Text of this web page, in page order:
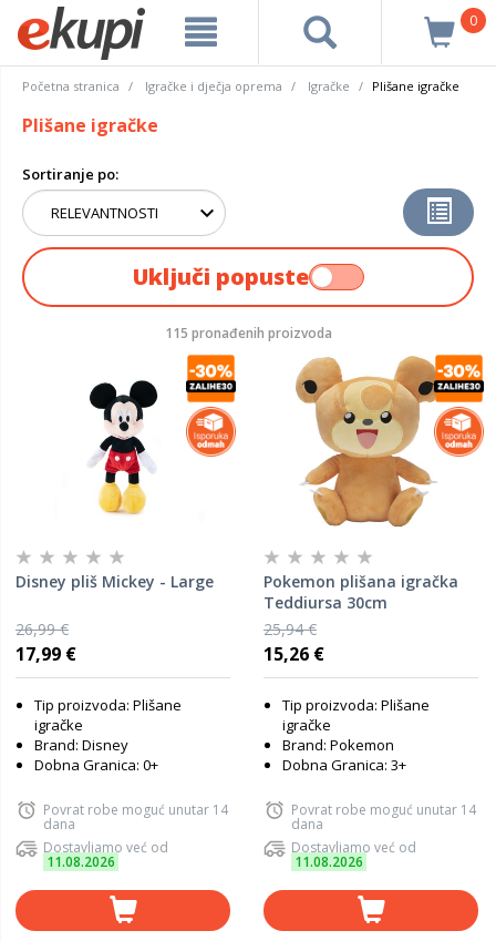
0
Početna stranica Igračke i dječja oprema Igračke Plišane igračke
Plišane igračke
Sortiranje po:
Uključi popuste
115 pronađenih proizvoda
Disney pliš Mickey - Large
26,99 €
17,99 €
Tip proizvoda: Plišane
igračke
Brand: Disney
Dobna Granica: 0+
Povrat robe moguć unutar 14
dana
Dostavljamo već od
11.08.2026
Pokemon plišana igračka
Teddiursa 30cm
25,94 €
15,26 €
Tip proizvoda: Plišane
igračke
Brand: Pokemon
Dobna Granica: 3+
Povrat robe moguć unutar 14
dana
Dostavljamo već od
11.08.2026